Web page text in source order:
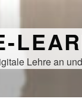
Lehre an